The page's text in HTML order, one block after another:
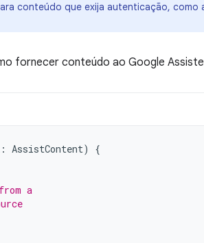
conteúdo que exija autenticação, como
fornecer conteúdo ao Google
: AssistContent)
{
a